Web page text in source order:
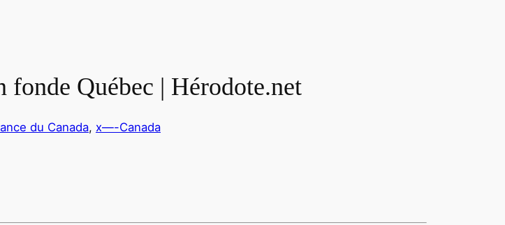
Québec | Hérodote.net
du Canada, x—-Canada